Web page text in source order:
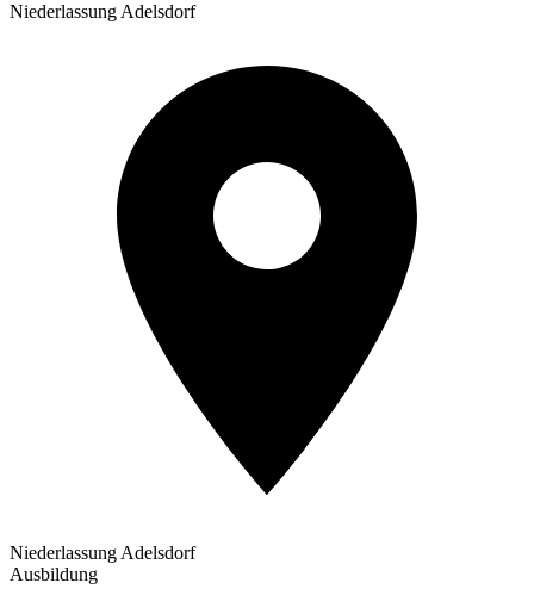
Niederlassung Adelsdorf
Niederlassung Adelsdorf
Ausbildung